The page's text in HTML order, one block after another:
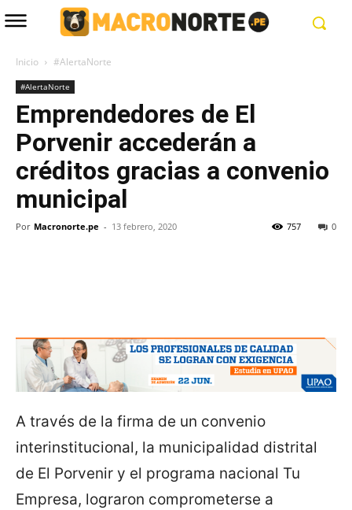
Inicio #AlertaNorte
#AlertaNorte
Emprendedores de El
Porvenir accederán a
créditos gracias a convenio
municipal
Por Macronorte.pe - 13 febrero, 2020 0
757
A través de la firma de un convenio
interinstitucional, la municipalidad distrital
de El Porvenir y el programa nacional Tu
Empresa, lograron comprometerse a